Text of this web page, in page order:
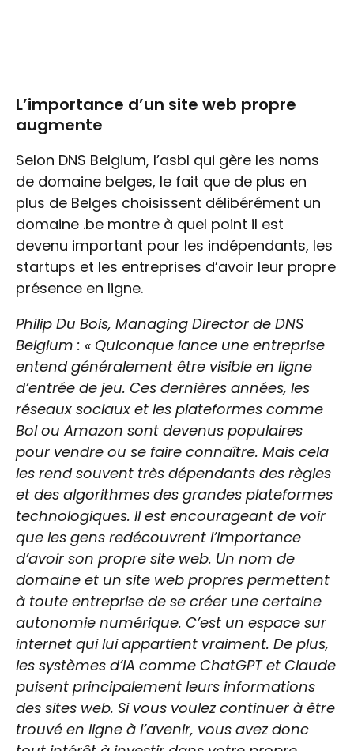
L’importance d’un site web propre
augmente
Selon DNS Belgium, l’asbl qui gère les noms
de domaine belges, le fait que de plus en
plus de Belges choisissent délibérément un
domaine .be montre à quel point il est
devenu important pour les indépendants, les
startups et les entreprises d’avoir leur propre
présence en ligne.
Philip Du Bois, Managing Director de DNS
Belgium : « Quiconque lance une entreprise
entend généralement être visible en ligne
d’entrée de jeu. Ces dernières années, les
réseaux sociaux et les plateformes comme
Bol ou Amazon sont devenus populaires
pour vendre ou se faire connaître. Mais cela
les rend souvent très dépendants des règles
et des algorithmes des grandes plateformes
technologiques. Il est encourageant de voir
que les gens redécouvrent l’importance
d’avoir son propre site web. Un nom de
domaine et un site web propres permettent
à toute entreprise de se créer une certaine
autonomie numérique. C’est un espace sur
internet qui lui appartient vraiment. De plus,
les systèmes d’IA comme ChatGPT et Claude
puisent principalement leurs informations
des sites web. Si vous voulez continuer à être
trouvé en ligne à l’avenir, vous avez donc